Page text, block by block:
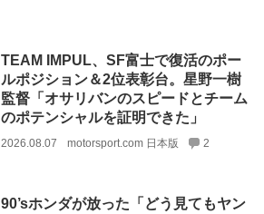
TEAM IMPUL、SF富士で復活のポー
ルポジション＆2位表彰台。星野一樹
監督「オサリバンのスピードとチーム
のポテンシャルを証明できた」
2026.08.07 motorsport.com 日本版 2
90’sホンダが放った「どう見てもヤン